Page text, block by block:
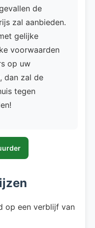
de
zal aanbieden.
gelijke
voorwaarden
op uw
dan zal de
tegen
op een verblijf van